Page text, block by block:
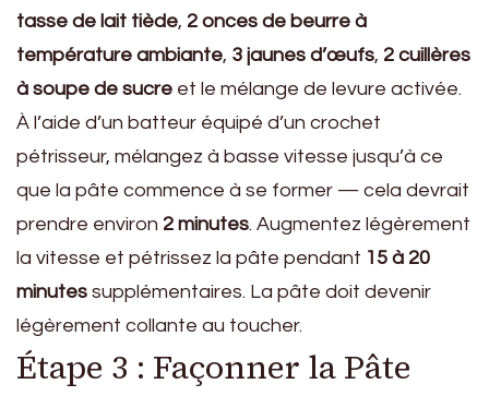
tasse de lait tiède, 2 onces de beurre à
température ambiante, 3 jaunes d’œufs, 2 cuillères
à soupe de sucre et le mélange de levure activée.
À l’aide d’un batteur équipé d’un crochet
pétrisseur, mélangez à basse vitesse jusqu’à ce
que la pâte commence à se former — cela devrait
prendre environ 2 minutes. Augmentez légèrement
la vitesse et pétrissez la pâte pendant 15 à 20
minutes supplémentaires. La pâte doit devenir
légèrement collante au toucher.
Étape 3 : Façonner la Pâte